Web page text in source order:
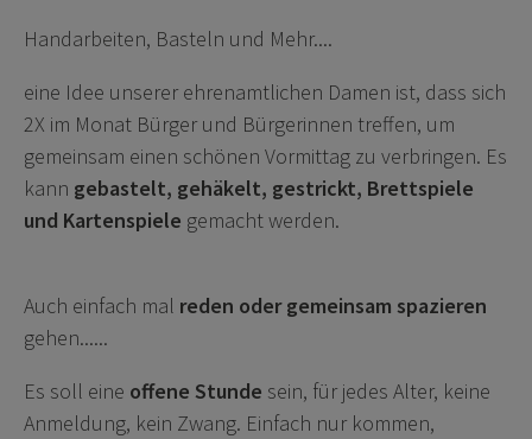
Handarbeiten, Basteln und Mehr....
eine Idee unserer ehrenamtlichen Damen ist, dass sich
2X im Monat Bürger und Bürgerinnen treffen, um
gemeinsam einen schönen Vormittag zu verbringen. Es
kann gebastelt, gehäkelt, gestrickt, Brettspiele
und Kartenspiele gemacht werden.
Auch einfach mal reden oder gemeinsam spazieren
gehen......
Es soll eine offene Stunde sein, für jedes Alter, keine
Anmeldung, kein Zwang. Einfach nur kommen,